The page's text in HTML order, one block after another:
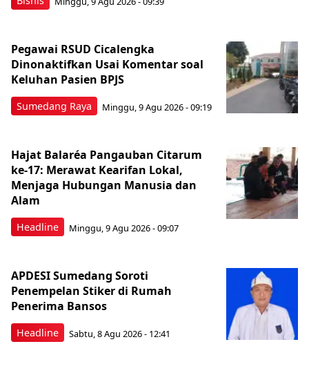
Sumedang Raya
Pegawai RSUD Cicalengka
Dinonaktifkan Usai Komentar soal
Keluhan Pasien BPJS
Minggu, 9 Agu 2026 - 09:19
Headline
Hajat Balaréa Pangauban Citarum
ke-17: Merawat Kearifan Lokal,
Menjaga Hubungan Manusia dan
Alam
Minggu, 9 Agu 2026 - 09:07
Headline
APDESI Sumedang Soroti
Penempelan Stiker di Rumah
Penerima Bansos
Sabtu, 8 Agu 2026 - 12:41